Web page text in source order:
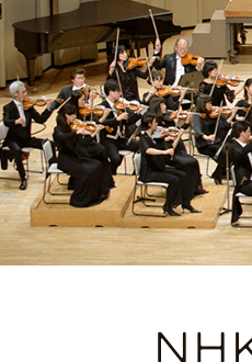
NHK
NHK